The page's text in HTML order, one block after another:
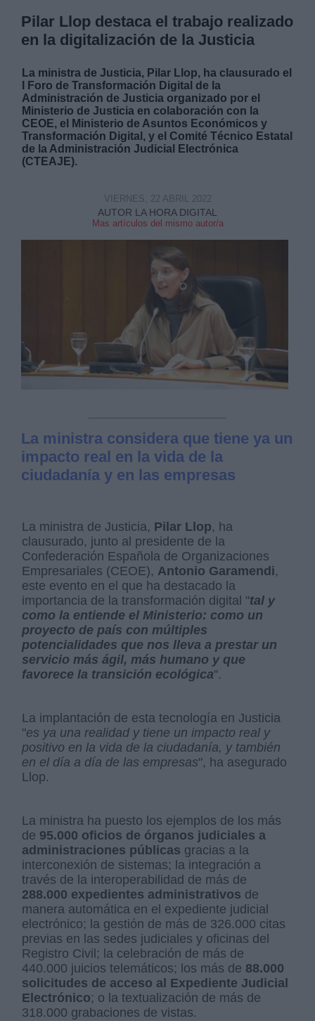
Pilar Llop destaca el trabajo realizado
en la digitalización de la Justicia
La ministra de Justicia, Pilar Llop, ha clausurado el
I Foro de Transformación Digital de la
Administración de Justicia organizado por el
Ministerio de Justicia en colaboración con la
CEOE, el Ministerio de Asuntos Económicos y
Transformación Digital, y el Comité Técnico Estatal
de la Administración Judicial Electrónica
(CTEAJE).
AUTOR LA HORA DIGITAL
Mas artículos del mismo autor/a
VIERNES, 22 ABRIL 2022
La ministra considera que tiene ya un
impacto real en la vida de la
ciudadanía y en las empresas
La ministra de Justicia, Pilar Llop, ha
clausurado, junto al presidente de la
Confederación Española de Organizaciones
Empresariales (CEOE), Antonio Garamendi,
este evento en el que ha destacado la
importancia de la transformación digital "tal y
como la entiende el Ministerio: como un
proyecto de país con múltiples
potencialidades que nos lleva a prestar un
servicio más ágil, más humano y que
favorece la transición ecológica".
La implantación de esta tecnología en Justicia
"es ya una realidad y tiene un impacto real y
positivo en la vida de la ciudadanía, y también
en el día a día de las empresas", ha asegurado
Llop.
La ministra ha puesto los ejemplos de los más
de 95.000 oficios de órganos judiciales a
administraciones públicas gracias a la
interconexión de sistemas; la integración a
través de la interoperabilidad de más de
288.000 expedientes administrativos de
manera automática en el expediente judicial
electrónico; la gestión de más de 326.000 citas
previas en las sedes judiciales y oficinas del
Registro Civil; la celebración de más de
440.000 juicios telemáticos; los más de 88.000
solicitudes de acceso al Expediente Judicial
Electrónico; o la textualización de más de
318.000 grabaciones de vistas.